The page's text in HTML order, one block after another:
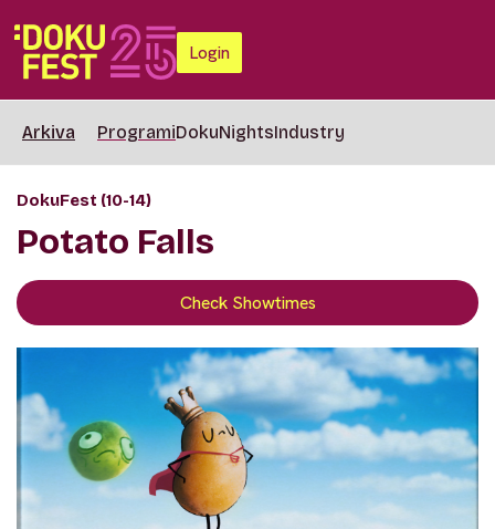
Login
Arkiva ProgramiDokuNightsIndustry
DokuFest (10-14)
Potato Falls
Check Showtimes